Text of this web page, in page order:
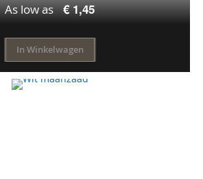
As low as € 1,45
In Winkelwagen